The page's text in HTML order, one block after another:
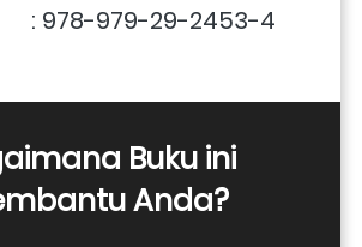
: 978-979-29-2453-4
Buku ini
Anda?